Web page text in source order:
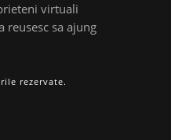
virtuali
reusesc sa ajung
rezervate.